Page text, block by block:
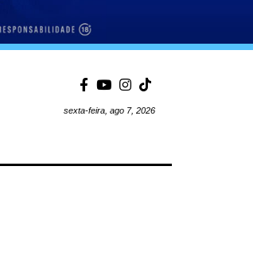
sexta-feira, ago 7, 2026